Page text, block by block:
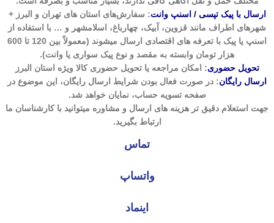
ارسال با پیک تپسی / اسنپ وانت: سفارش‌های استان های تهران و البرز +
شهرهای اطراف مانند قزوین، آبیک، چهارباغ، اسلامشهر و … با استفاده از
اسنپ یا پیک با تعرفه های اقتصادی ارسال میشوند (معمولاً بین 120 تا 600
هزار تومان وابسته به مقصد و نوع پیک سواری یا وانت).
تحویل حضوری: امکان مراجعه یا تحویل حضوری کالا ویژه استان البرز
ارسال رایگان: در صورت فعال بودن شرایط ارسال رایگان، این موضوع در
صفحه تسویه حساب، نمایان خواهد شد.
جهت استعلام دقیق تر هزینه های ارسال و مشاوره میتوانید با کارشناسان ما
ارتباط بگیرید.
تماس
واتساپ
اینماد